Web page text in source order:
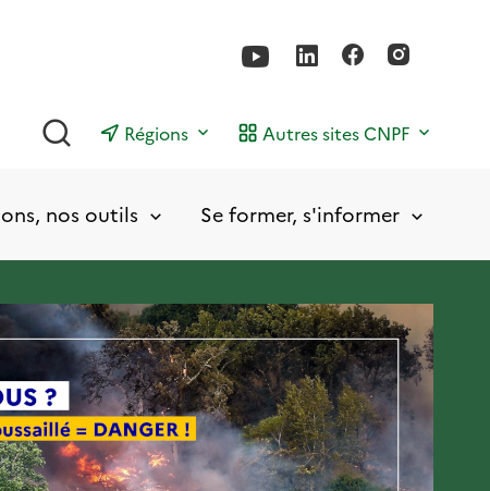
Rechercher
Régions Autres sites CNPF
nos outils Se former, s'informer